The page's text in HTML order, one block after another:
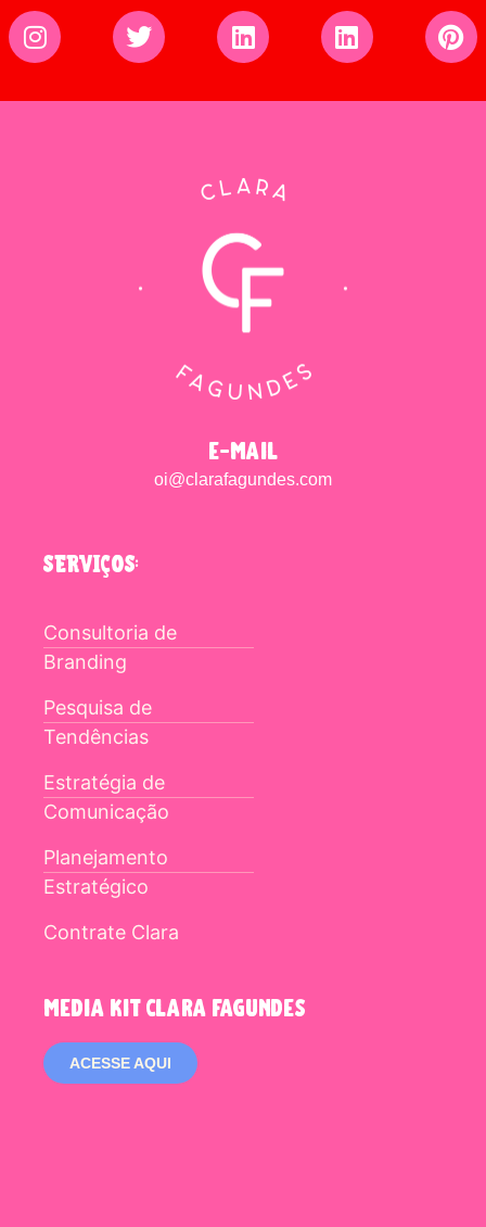
e-mail
oi@clarafagundes.com
SERVIÇOS:
Consultoria de
Branding
Pesquisa de
Tendências
Estratégia de
Comunicação
Planejamento
Estratégico
Contrate Clara
media kit clara fagundes
ACESSE AQUI